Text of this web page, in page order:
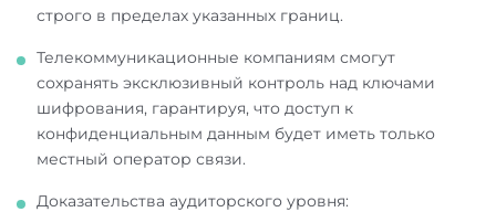
строго в пределах указанных границ.
Телекоммуникационные компаниям смогут
сохранять эксклюзивный контроль над ключами
шифрования, гарантируя, что доступ к
конфиденциальным данным будет иметь только
местный оператор связи.
Доказательства аудиторского уровня: